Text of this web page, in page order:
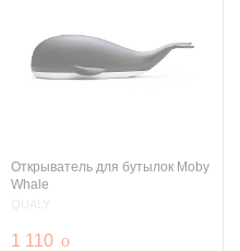
Открыватель для бутылок Moby
Whale
QUALY
1 110 руб.
o